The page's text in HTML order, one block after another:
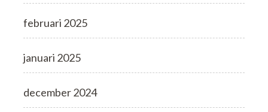
februari 2025
januari 2025
december 2024